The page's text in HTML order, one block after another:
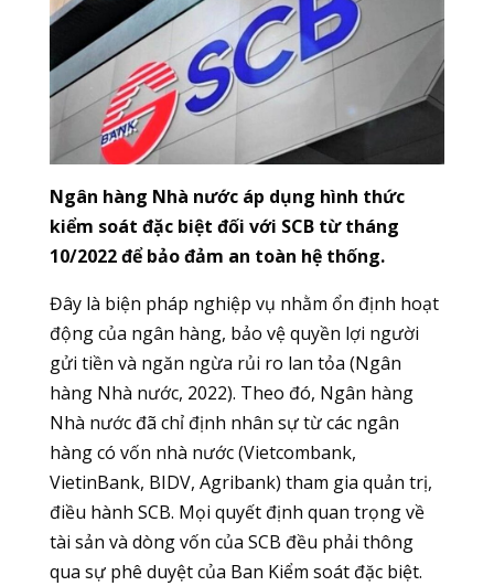
Ngân hàng Nhà nước áp dụng hình thức
kiểm soát đặc biệt đối với SCB từ tháng
10/2022 để bảo đảm an toàn hệ thống.
Đây là biện pháp nghiệp vụ nhằm ổn định hoạt
động của ngân hàng, bảo vệ quyền lợi người
gửi tiền và ngăn ngừa rủi ro lan tỏa (Ngân
hàng Nhà nước, 2022). Theo đó, Ngân hàng
Nhà nước đã chỉ định nhân sự từ các ngân
hàng có vốn nhà nước (Vietcombank,
VietinBank, BIDV, Agribank) tham gia quản trị,
điều hành SCB. Mọi quyết định quan trọng về
tài sản và dòng vốn của SCB đều phải thông
qua sự phê duyệt của Ban Kiểm soát đặc biệt.